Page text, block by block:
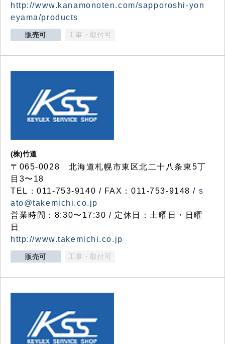
http://www.kanamonoten.com/sapporoshi-yon
eyama/products
販売可 工事・取付可
(株)竹道
〒065-0028 北海道札幌市東区北二十八条東5丁
目3〜18
TEL：011-753-9140 / FAX：011-753-9148 / s
ato@takemichi.co.jp
営業時間：8:30〜17:30 / 定休日：土曜日・日曜
日
http://www.takemichi.co.jp
販売可 工事・取付可